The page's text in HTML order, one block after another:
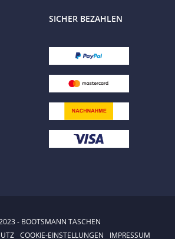
SICHER BEZAHLEN
- BOOTSMANN TASCHEN
COOKIE-EINSTELLUNGEN IMPRESSUM